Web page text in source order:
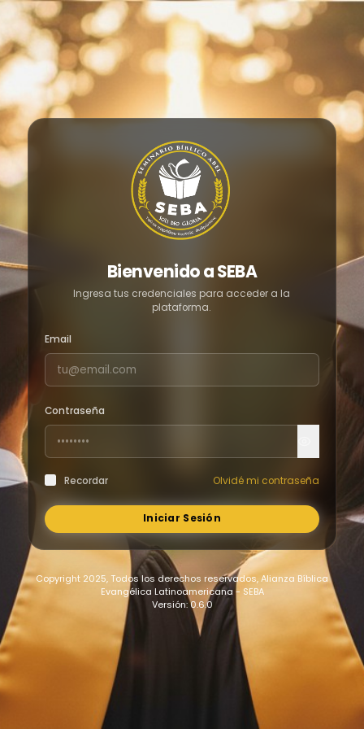
Bienvenido a SEBA
Ingresa tus credenciales para acceder a la
plataforma.
Email
Contraseña
Recordar Olvidé mi contraseña
Iniciar Sesión
Copyright 2025, Todos los derechos reservados, Alianza Bíblica
Evangélica Latinoamericana - SEBA
Versión: 0.6.0